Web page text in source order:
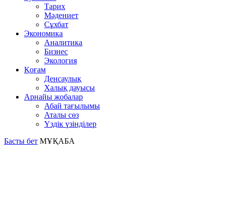
Тарих
Мәдениет
Сұхбат
Экономика
Аналитика
Бизнес
Экология
Қоғам
Денсаулық
Халық дауысы
Арнайы жобалар
Абай тағылымы
Аталы сөз
Үздік үзінділер
Басты бет МҰҚАБА